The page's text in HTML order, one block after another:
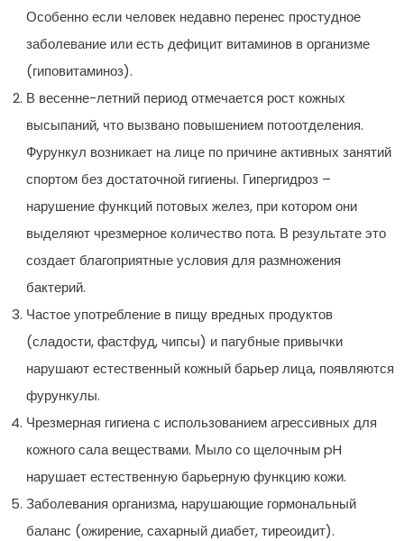
Особенно если человек недавно перенес простудное
заболевание или есть дефицит витаминов в организме
(гиповитаминоз).
В весенне-летний период отмечается рост кожных
высыпаний, что вызвано повышением потоотделения.
Фурункул возникает на лице по причине активных занятий
спортом без достаточной гигиены. Гипергидроз –
нарушение функций потовых желез, при котором они
выделяют чрезмерное количество пота. В результате это
создает благоприятные условия для размножения
бактерий.
Частое употребление в пищу вредных продуктов
(сладости, фастфуд, чипсы) и пагубные привычки
нарушают естественный кожный барьер лица, появляются
фурункулы.
Чрезмерная гигиена с использованием агрессивных для
кожного сала веществами. Мыло со щелочным pH
нарушает естественную барьерную функцию кожи.
Заболевания организма, нарушающие гормональный
баланс (ожирение, сахарный диабет, тиреоидит).